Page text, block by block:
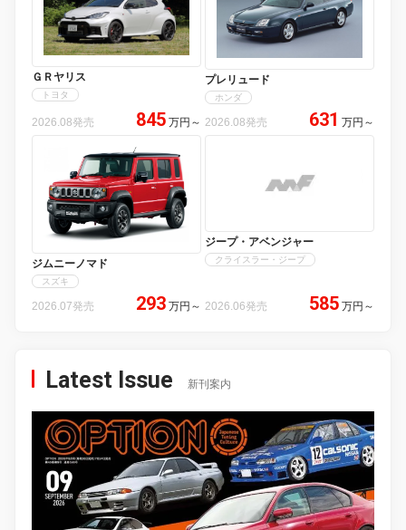
ＧＲヤリス
トヨタ
2026.08発売 845 万円 ～
プレリュード
ホンダ
2026.08発売 631 万円 ～
ジムニーノマド
スズキ
2026.07発売 293 万円 ～
ジープ・アベンジャー
クライスラー・ジープ
2026.06発売 585 万円 ～
Latest Issue 新刊案内